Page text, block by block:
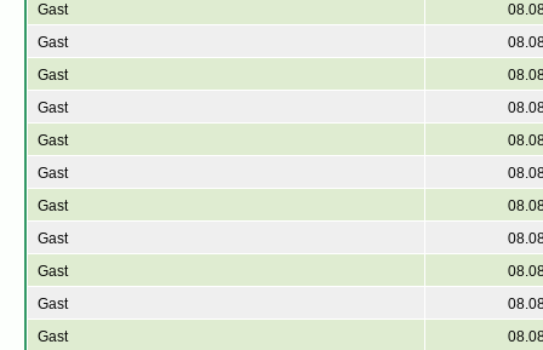
Gast
Gast
Gast
Gast
Gast
Gast
Gast
Gast
Gast
Gast
Gast